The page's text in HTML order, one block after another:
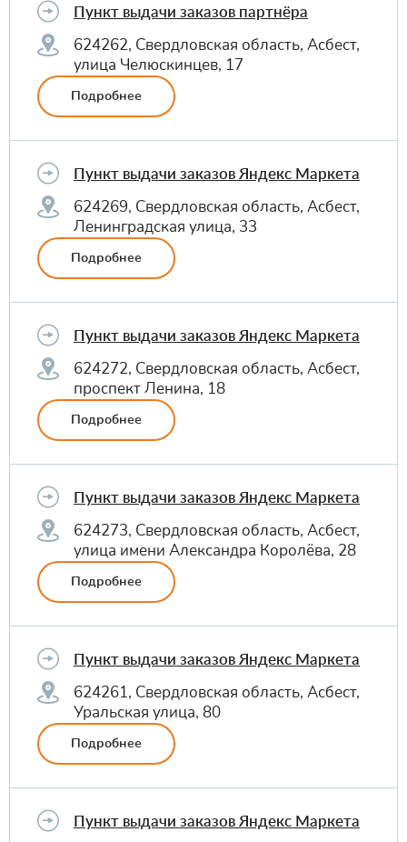
Пункт выдачи заказов партнёра
624262, Свердловская область, Асбест,
улица Челюскинцев, 17
Подробнее
Пункт выдачи заказов Яндекс Маркета
624269, Свердловская область, Асбест,
Ленинградская улица, 33
Подробнее
Пункт выдачи заказов Яндекс Маркета
624272, Свердловская область, Асбест,
проспект Ленина, 18
Подробнее
Пункт выдачи заказов Яндекс Маркета
624273, Свердловская область, Асбест,
улица имени Александра Королёва, 28
Подробнее
Пункт выдачи заказов Яндекс Маркета
624261, Свердловская область, Асбест,
Уральская улица, 80
Подробнее
Пункт выдачи заказов Яндекс Маркета